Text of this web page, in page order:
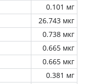
0.101 мг
26.743 мкг
0.738 мкг
0.665 мкг
0.665 мкг
0.381 мг